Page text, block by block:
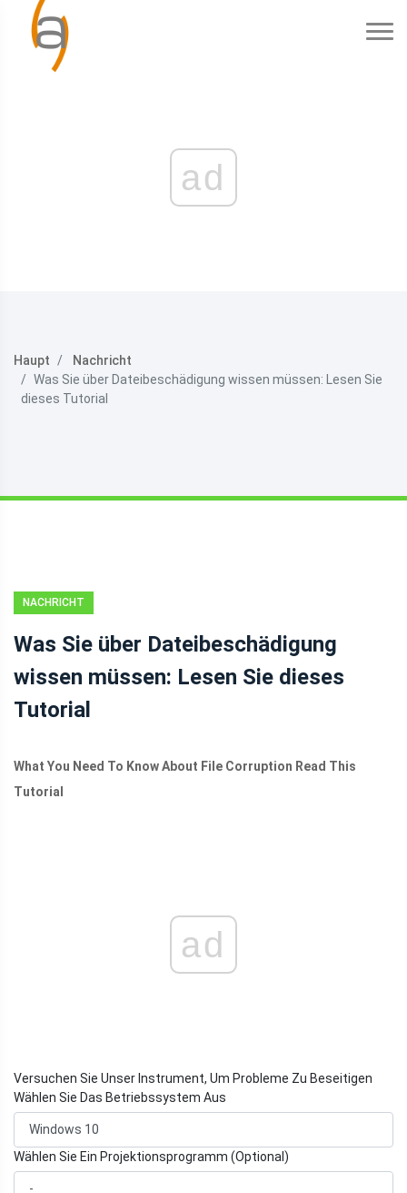
ad
Haupt
Nachricht
Was Sie über Dateibeschädigung wissen müssen: Lesen Sie
dieses Tutorial
NACHRICHT
Was Sie über Dateibeschädigung
wissen müssen: Lesen Sie dieses
Tutorial
What You Need To Know About File Corruption Read This
Tutorial
ad
Versuchen Sie Unser Instrument, Um Probleme Zu Beseitigen
Wählen Sie Das Betriebssystem Aus
Wählen Sie Ein Projektionsprogramm (Optional)